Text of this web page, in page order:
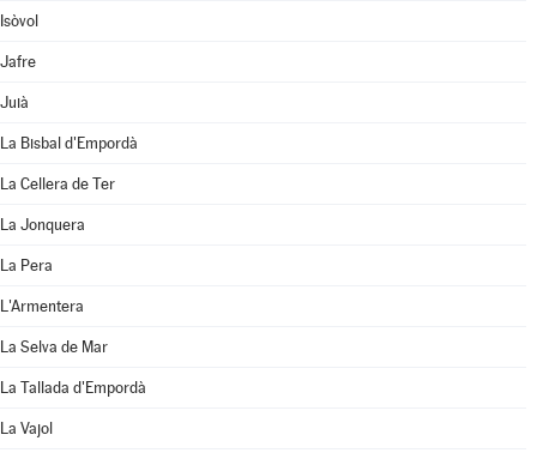
Isòvol
Jafre
Juià
La Bisbal d'Empordà
La Cellera de Ter
La Jonquera
La Pera
L'Armentera
La Selva de Mar
La Tallada d'Empordà
La Vajol